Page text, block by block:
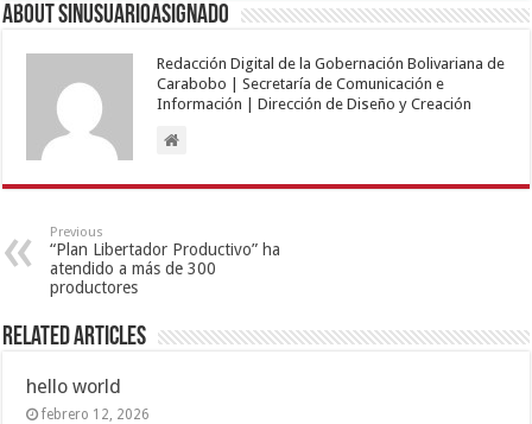
About sinusuarioasignado
Redacción Digital de la Gobernación Bolivariana de
Carabobo | Secretaría de Comunicación e
Información | Dirección de Diseño y Creación
Previous
“Plan Libertador Productivo” ha
atendido a más de 300
productores
Related Articles
hello world
febrero 12, 2026